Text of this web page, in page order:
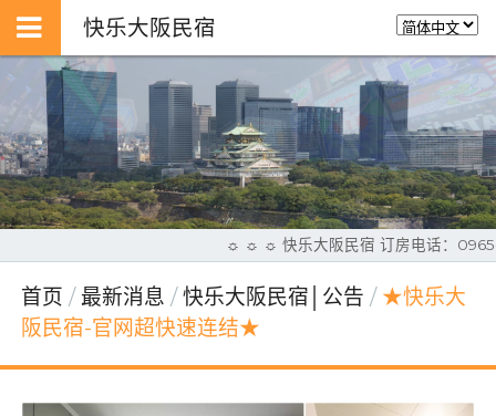
快乐大阪民宿
☼ ☼ ☼ 快乐大阪民宿 订房电话：0965-
首页 最新消息 快乐大阪民宿│公告
★快乐大
阪民宿-官网超快速连结★